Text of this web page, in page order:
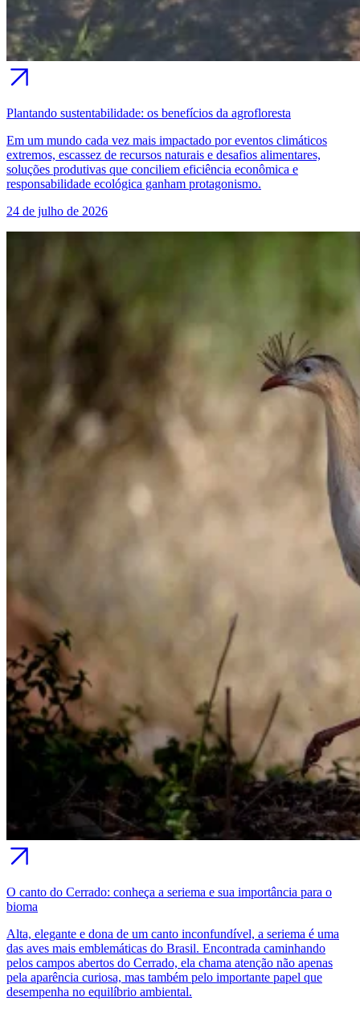
Plantando sustentabilidade: os benefícios da agrofloresta
Em um mundo cada vez mais impactado por eventos climáticos
extremos, escassez de recursos naturais e desafios alimentares,
soluções produtivas que conciliem eficiência econômica e
responsabilidade ecológica ganham protagonismo.
24 de julho de 2026
O canto do Cerrado: conheça a seriema e sua importância para o
bioma
Alta, elegante e dona de um canto inconfundível, a seriema é uma
das aves mais emblemáticas do Brasil. Encontrada caminhando
pelos campos abertos do Cerrado, ela chama atenção não apenas
pela aparência curiosa, mas também pelo importante papel que
desempenha no equilíbrio ambiental.